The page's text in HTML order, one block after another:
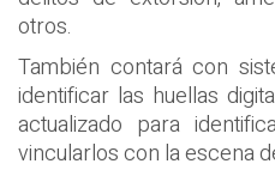
otros.
También contará con
identificar las huellas
actualizado para
vincularlos con la escena